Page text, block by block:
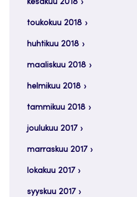
kesäkuu 2018
toukokuu 2018
huhtikuu 2018
maaliskuu 2018
helmikuu 2018
tammikuu 2018
joulukuu 2017
marraskuu 2017
lokakuu 2017
syyskuu 2017